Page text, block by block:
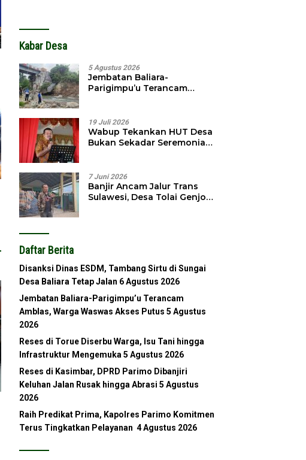
Kabar Desa
5 Agustus 2026
Jembatan Baliara-
Parigimpu’u Terancam
19 Juli 2026
Wabup Tekankan HUT Desa
Bukan Sekadar Seremonial,
7 Juni 2026
Banjir Ancam Jalur Trans
Sulawesi, Desa Tolai Genjot
Daftar Berita
Disanksi Dinas ESDM, Tambang Sirtu di Sungai
Desa Baliara Tetap Jalan 6 Agustus 2026
Jembatan Baliara-Parigimpu’u Terancam
Amblas, Warga Waswas Akses Putus 5 Agustus
2026
Reses di Torue Diserbu Warga, Isu Tani hingga
Infrastruktur Mengemuka 5 Agustus 2026
Reses di Kasimbar, DPRD Parimo Dibanjiri
Keluhan Jalan Rusak hingga Abrasi 5 Agustus
2026
Raih Predikat Prima, Kapolres Parimo Komitmen
Terus Tingkatkan Pelayanan 4 Agustus 2026